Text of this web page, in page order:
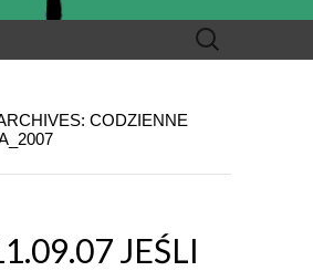
Szukaj:
CODZIENNE
JEŚLI